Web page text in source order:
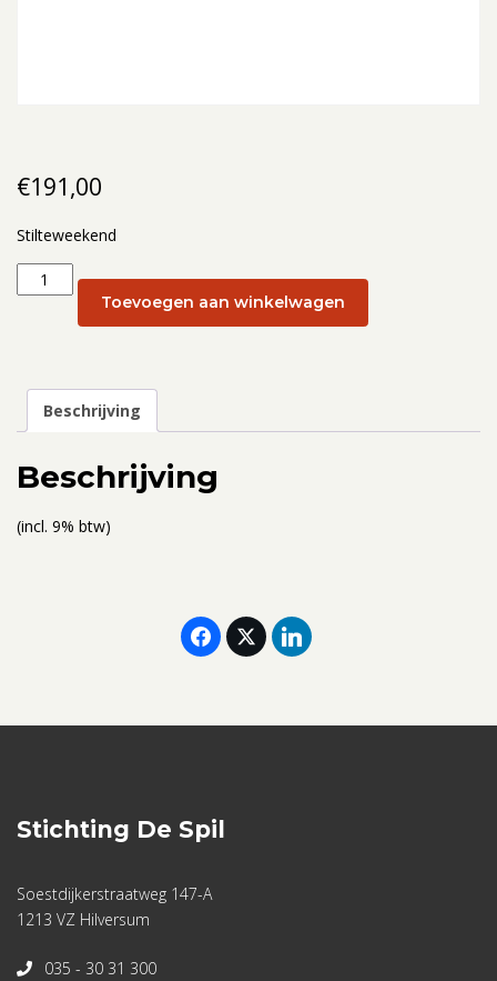
€191,00
Stilteweekend
Stilteweekend:
22
2021
aantal
Toevoegen aan winkelwagen
Beschrijving
Beschrijving
(incl. 9% btw)
Stichting De Spil
Soestdijkerstraatweg 147-A
1213 VZ Hilversum
035 - 30 31 300